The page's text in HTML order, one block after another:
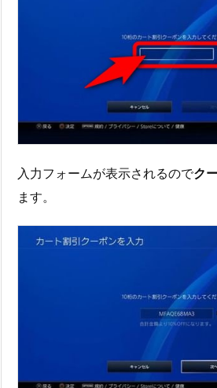
入力フォームが表示されるのでク
ます。